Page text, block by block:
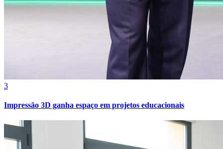
3
Impressão 3D ganha espaço em projetos educacionais